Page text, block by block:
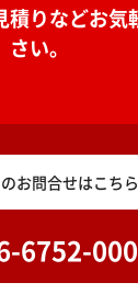
積りなどお気
さい。
お問合せはこちら
6752-